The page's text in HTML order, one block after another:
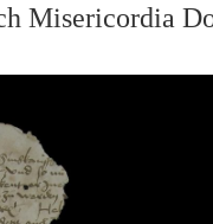
Misericordia